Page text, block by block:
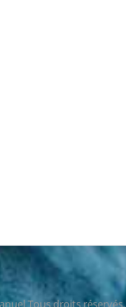
Tous droits réservés.